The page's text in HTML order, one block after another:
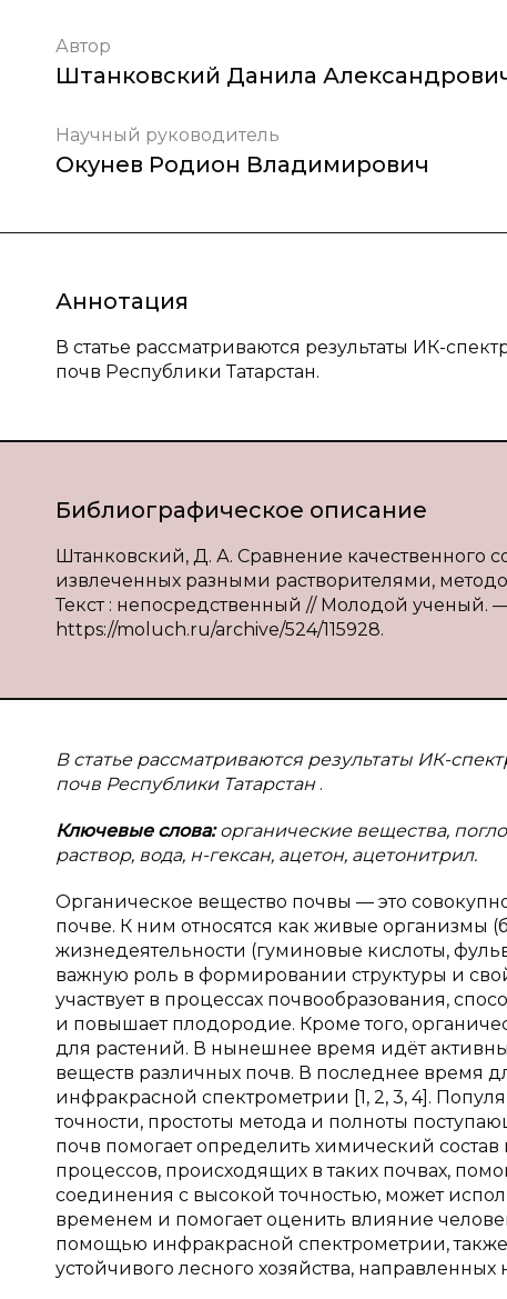
Автор
Штанковский Данила
Научный руководитель
Окунев Родион Владимирович
Аннотация
В статье рассматриваются результаты ИК-
почв Республики Татарстан.
Библиографическое описание
Штанковский, Д. А. Сравнение качественного
извлеченных разными растворителями,
Текст : непосредственный // Молодой ученый.
https://moluch.ru/archive/524/115928.
В статье рассматриваются результаты ИК-
почв Республики Татарстан .
Ключевые слова:органические вещества,
раствор, вода, н-гексан, ацетон, ацетонитрил.
Органическое вещество почвы — это
почве. К ним относятся как живые организмы
жизнедеятельности (гуминовые кислоты,
важную роль в формировании структуры и
участвует в процессах почвообразования,
и повышает плодородие. Кроме того,
для растений. В нынешнее время идёт
веществ различных почв. В последнее время
инфракрасной спектрометрии [1, 2, 3, 4].
точности, простоты метода и полноты
почв помогает определить химический
процессов, происходящих в таких почвах,
соединения с высокой точностью, может
временем и помогает оценить влияние
помощью инфракрасной спектрометрии,
устойчивого лесного хозяйства,